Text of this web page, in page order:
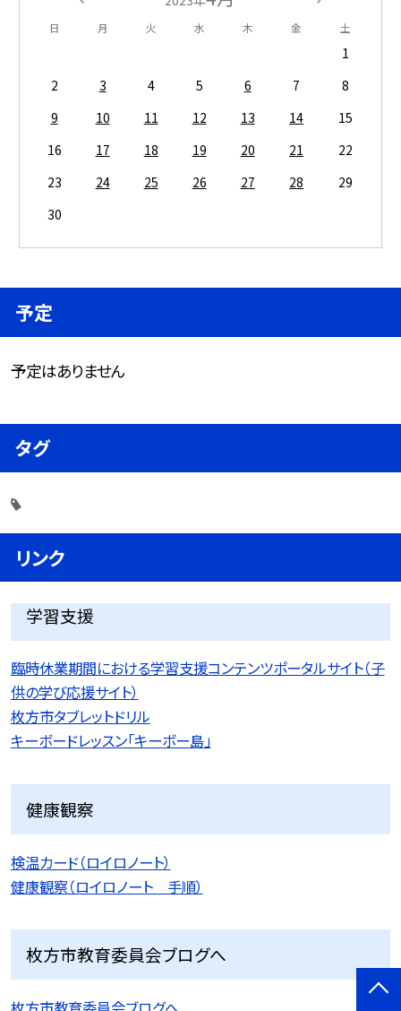
日 月 火 水 木 金 土
1
2
3 4 5 6 7
8
9
10 11 12 13 14
15
16
17 18 19 20 21
22
23
24 25 26 27 28
29
30
予定
予定はありません
タグ
リンク
学習支援
臨時休業期間における学習支援コンテンツポータルサイト（子
供の学び応援サイト）
枚方市タブレットドリル
キーボードレッスン「キーボー島」
健康観察
検温カード（ロイロノート）
健康観察（ロイロノート 手順）
枚方市教育委員会ブログへ